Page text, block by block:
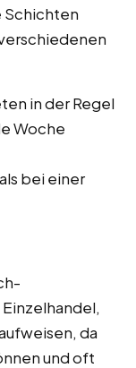
Schichten
in der Regel
Woche
bei einer
da
und oft